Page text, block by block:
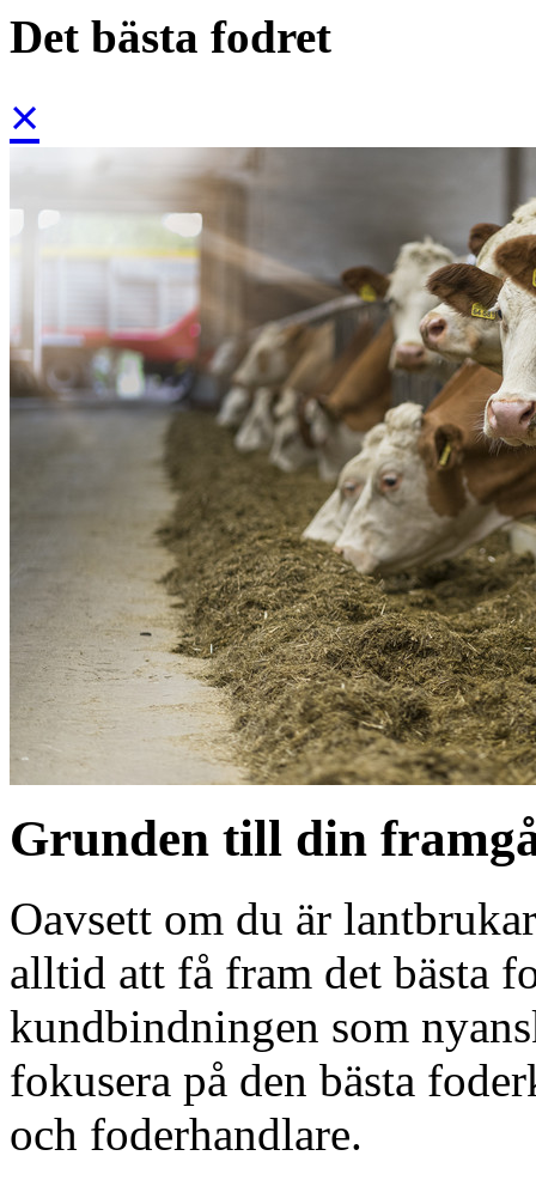
Det bästa fodret
×
Grunden till din
Oavsett om du är
alltid att få fram det bästa
kundbindningen som
fokusera på den bästa
och foderhandlare.